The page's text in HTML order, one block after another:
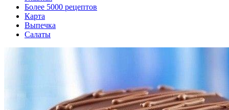
Более 5000 рецептов
Карта
Выпечка
Салаты